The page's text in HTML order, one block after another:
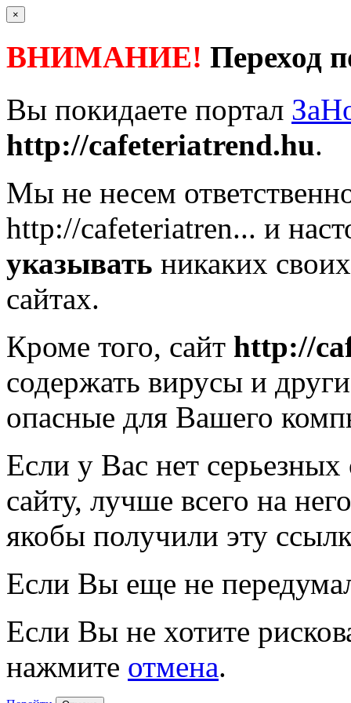
×
ВНИМАНИЕ! Переход
Вы покидаете портал
http://cafeteriatrend.hu.
Мы не несем
http://cafeteriatren... и
указывать никаких
сайтах.
Кроме того, сайт http://
содержать вирусы и
опасные для Вашего
Если у Вас нет
сайту, лучше всего на
якобы получили эту
Если Вы еще не
Если Вы не хотите
нажмите отмена.